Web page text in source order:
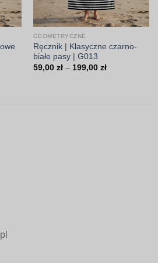
GEOMETRYCZNE
Ręcznik | Klasyczne czarno-
białe pasy | G013
59,00 zł – 199,00 złZakres